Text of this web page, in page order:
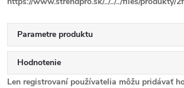
Parametre produktu
Hodnotenie
Len registrovaní používatelia môžu pridávať